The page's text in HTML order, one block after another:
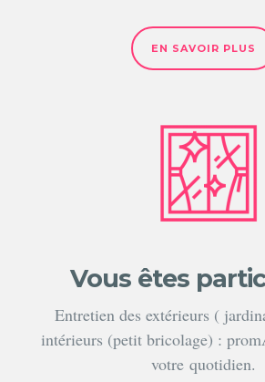
EN SAVOIR PLUS
Vous êtes
Entretien des extérieurs (
intérieurs (petit bricolage) :
votre quotidien.